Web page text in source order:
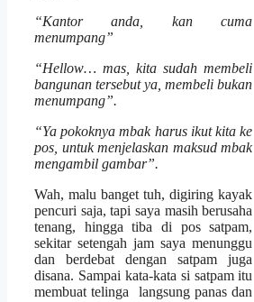
“Kantor anda, kan cuma
menumpang”
“Hellow… mas, kita sudah membeli
bangunan tersebut ya, membeli bukan
menumpang”.
“Ya pokoknya mbak harus ikut kita ke
pos, untuk menjelaskan maksud mbak
mengambil gambar”.
Wah, malu banget tuh, digiring kayak
pencuri saja, tapi saya masih berusaha
tenang, hingga tiba di pos satpam,
sekitar setengah jam saya menunggu
dan berdebat dengan satpam juga
disana. Sampai kata-kata si satpam itu
membuat telinga langsung panas dan